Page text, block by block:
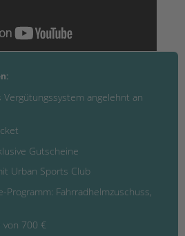
angelehnt an
Gutscheine
Urban Sports Club
Programm: Fahrradhelmzuschuss,
700 €